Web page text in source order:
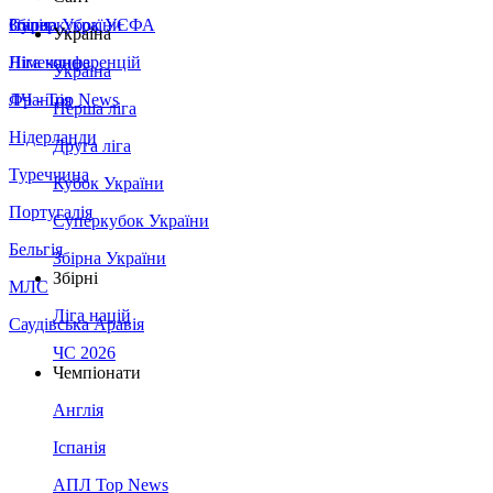
Збірна України
Італія
Німеччина
Франція
Нідерланди
Туреччина
Португалія
Бельгія
МЛС
Саудівська Аравія
Суперкубок УЄФА
Ліга конференцій
ЛЧ - Top News
Україна
Україна
Перша ліга
Друга ліга
Кубок України
Суперкубок України
Збірна України
Збірні
Ліга націй
ЧС 2026
Чемпіонати
Англія
Іспанія
АПЛ Top News